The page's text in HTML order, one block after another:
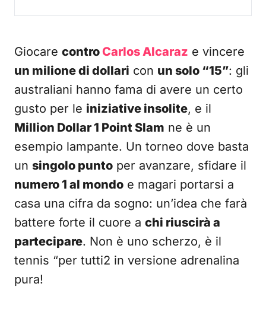
Giocare controCarlos Alcaraz e vincere
un milione di dollari con un solo “15”: gli
australiani hanno fama di avere un certo
gusto per le iniziative insolite, e il
Million Dollar 1 Point Slam ne è un
esempio lampante. Un torneo dove basta
un singolo punto per avanzare, sfidare il
numero 1 al mondo e magari portarsi a
casa una cifra da sogno: un’idea che farà
battere forte il cuore a chi riuscirà a
partecipare. Non è uno scherzo, è il
tennis “per tutti2 in versione adrenalina
pura!